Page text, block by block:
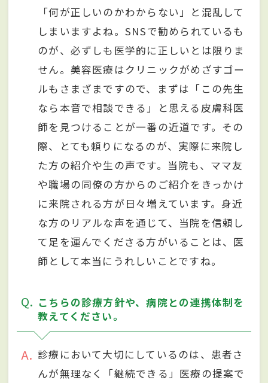
「何が正しいのかわからない」と混乱して
しまいますよね。SNSで勧められているも
のが、必ずしも医学的に正しいとは限りま
せん。美容医療はクリニックがめざすゴー
ルもさまざまですので、まずは「この先生
なら本音で相談できる」と思える皮膚科医
師を見つけることが一番の近道です。その
際、とても頼りになるのが、実際に来院し
た方の紹介や生の声です。当院も、ママ友
や職場の同僚の方からのご紹介をきっかけ
に来院される方が日々増えています。身近
な方のリアルな声を通じて、当院を信頼し
て足を運んでくださる方がいることは、医
師として本当にうれしいことですね。
Q
こちらの診療方針や、病院との連携体制を
教えてください。
A
診療において大切にしているのは、患者さ
んが無理なく「継続できる」医療の提案で